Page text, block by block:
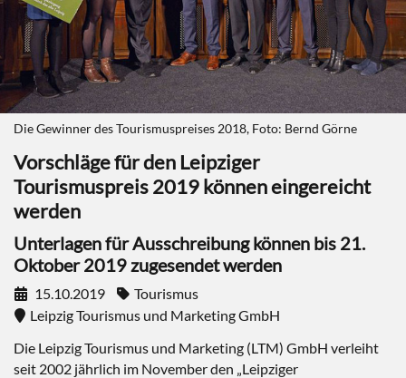
Die Gewinner des Tourismuspreises 2018, Foto: Bernd Görne
Vorschläge für den Leipziger
Tourismuspreis 2019 können eingereicht
werden
Unterlagen für Ausschreibung können bis 21.
Oktober 2019 zugesendet werden
15.10.2019
Tourismus
Leipzig Tourismus und Marketing GmbH
Die Leipzig Tourismus und Marketing (LTM) GmbH verleiht
seit 2002 jährlich im November den „Leipziger